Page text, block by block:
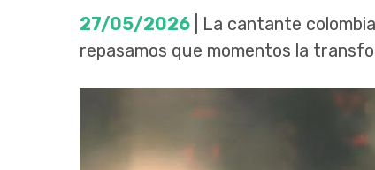
27/05/2026 | La cantante
repasamos que momentos la